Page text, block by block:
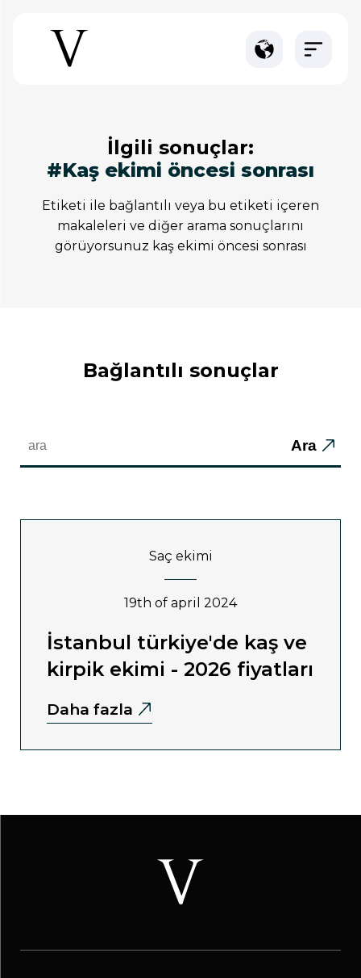
i̇lgili sonuçlar:
#kaş ekimi öncesi sonrası
etiketi ile bağlantılı veya bu etiketi içeren
makaleleri ve diğer arama sonuçlarını
görüyorsunuz kaş ekimi öncesi sonrası
bağlantılı sonuçlar
Ara
saç ekimi
19th of april 2024
i̇stanbul türkiye'de kaş ve
kirpik ekimi - 2026 fiyatları
Daha fazla